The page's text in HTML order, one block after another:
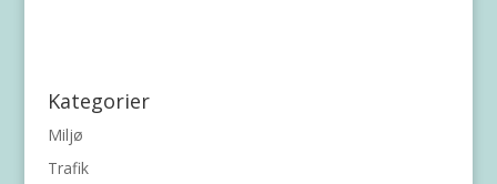
Kategorier
Miljø
Trafik